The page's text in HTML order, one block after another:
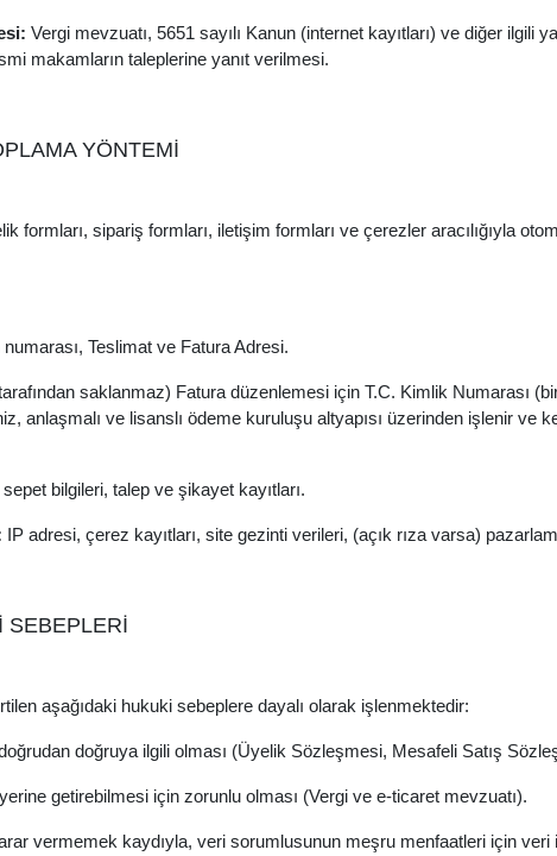
Vergi mevzuatı, 5651 sayılı Kanun (internet kayıtları) ve diğer ilgili
makamların taleplerine yanıt verilmesi.
YÖNTEMİ
formları, sipariş formları, iletişim formları ve çerezler aracılığıyla
Teslimat ve Fatura Adresi.
saklanmaz) Fatura düzenlemesi için T.C. Kimlik Numarası
anlaşmalı ve lisanslı ödeme kuruluşu altyapısı üzerinden işlenir ve
bilgileri, talep ve şikayet kayıtları.
IP adresi, çerez kayıtları, site gezinti verileri, (açık rıza varsa)
SEBEPLERİ
aşağıdaki hukuki sebeplere dayalı olarak işlenmektedir:
doğruya ilgili olması (Üyelik Sözleşmesi, Mesafeli Satış
getirebilmesi için zorunlu olması (Vergi ve e-ticaret mevzuatı).
vermemek kaydıyla, veri sorumlusunun meşru menfaatleri için veri